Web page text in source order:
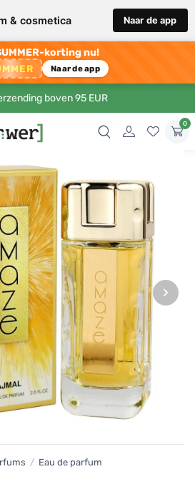
& cosmetica Naar de app
korting nu!
Naar de app
boven 95 EUR
0
›
/ Eau de parfum